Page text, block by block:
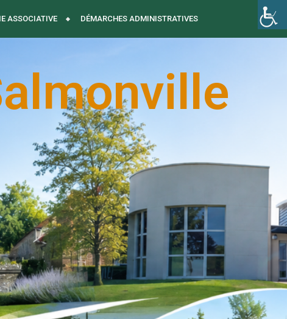
ASSOCIATIVE DÉMARCHES ADMINISTRATIVES